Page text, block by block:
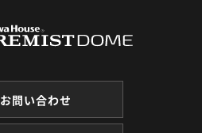
お問い合わせ